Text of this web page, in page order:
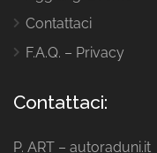
Contattaci
F.A.Q. – Privacy
Contattaci:
P. ART – autoraduni.it